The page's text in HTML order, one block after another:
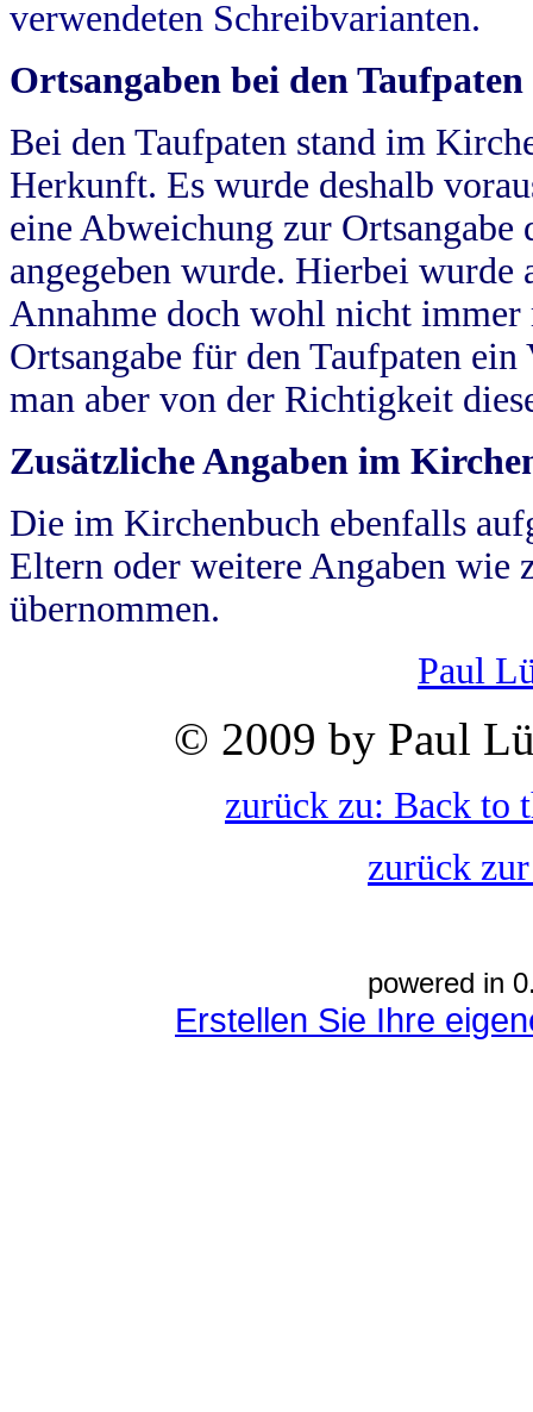
verwendeten Schreibvarianten.
Ortsangaben bei den Taufpaten
Bei den Taufpaten stand im
Herkunft. Es wurde deshalb
eine Abweichung zur
angegeben wurde. Hierbei wurde
Annahme doch wohl nicht
Ortsangabe für den Taufpaten
man aber von der Richtigkeit
Zusätzliche Angaben im
Die im Kirchenbuch ebenfalls
Eltern oder weitere Angaben wie
übernommen.
Paul
© 2009 by Paul
zurück zu: Back to
zurück
powered in
Erstellen Sie Ihre